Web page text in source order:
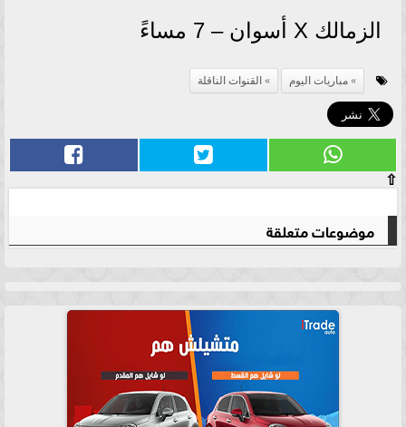
الزمالك X أسوان – 7 مساءً
مباريات اليوم القنوات الناقلة
⇧
موضوعات متعلقة